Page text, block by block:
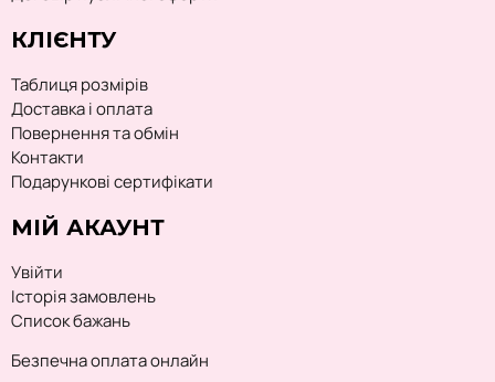
КЛІЄНТУ
Таблиця розмірів
Доставка і оплата
Повернення та обмін
Контакти
Подарункові сертифікати
МІЙ АКАУНТ
Увійти
Історія замовлень
Список бажань
Безпечна оплата онлайн